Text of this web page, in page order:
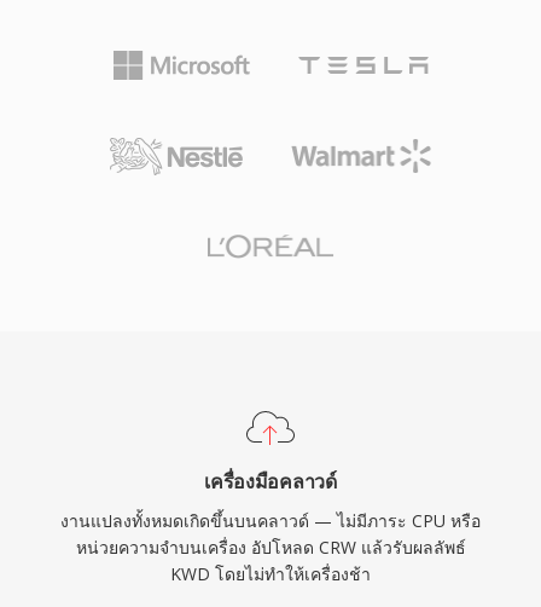
เครื่องมือคลาวด์
งานแปลงทั้งหมดเกิดขึ้นบนคลาวด์ — ไม่มีภาระ CPU หรือ
หน่วยความจำบนเครื่อง อัปโหลด CRW แล้วรับผลลัพธ์
KWD โดยไม่ทำให้เครื่องช้า